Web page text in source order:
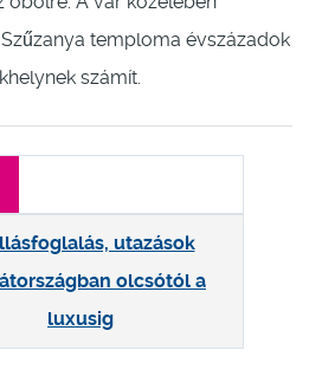
temploma évszázadok
számít.
utazások
olcsótól a
luxusig